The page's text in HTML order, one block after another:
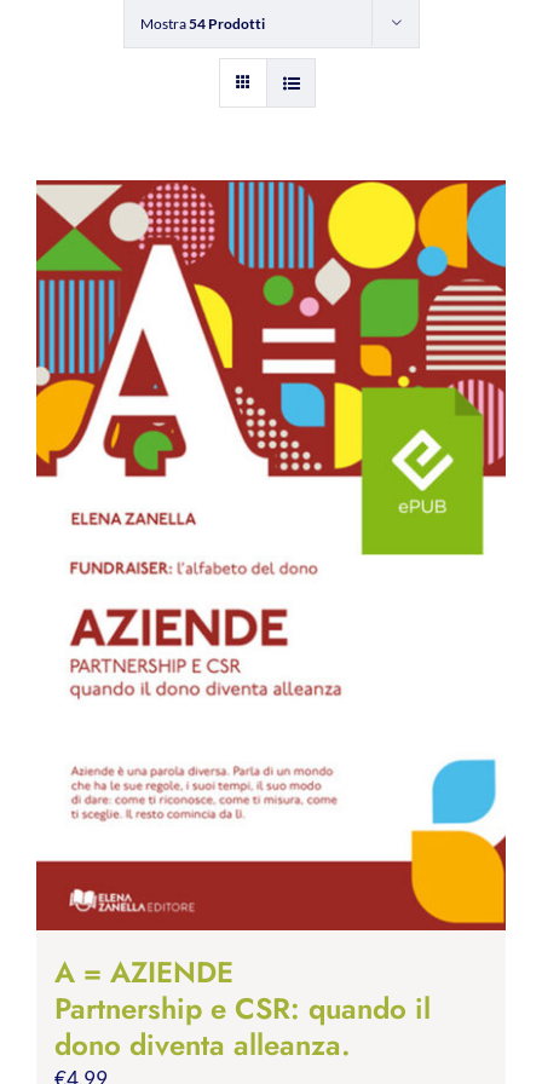
Mostra54 Prodotti
A = AZIENDE
Partnership e CSR: quando il
dono diventa alleanza.